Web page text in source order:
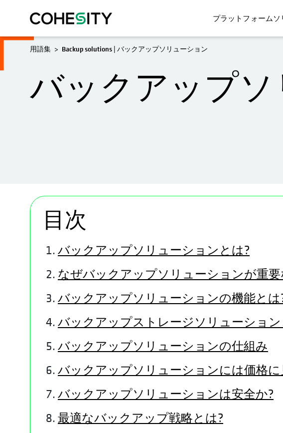
プラットフォーム
用語集 Backup solutions | バックアップソリューション
バックアップ
目次
バックアップソリューションとは?
なぜバックアップソリューションが重要
バックアップソリューションの機能とは
バックアップストレージソリューション
バックアップソリューションの仕組み
バックアップソリューションには価格
バックアップソリューションは安全か?
最適なバックアップ戦略とは?